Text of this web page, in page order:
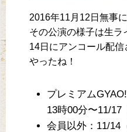
2016年11月12日無事
その公演の様子は生ラ
14日にアンコール配信
やったね！
プレミアム
13時00分〜11/17
会員以外：11/14